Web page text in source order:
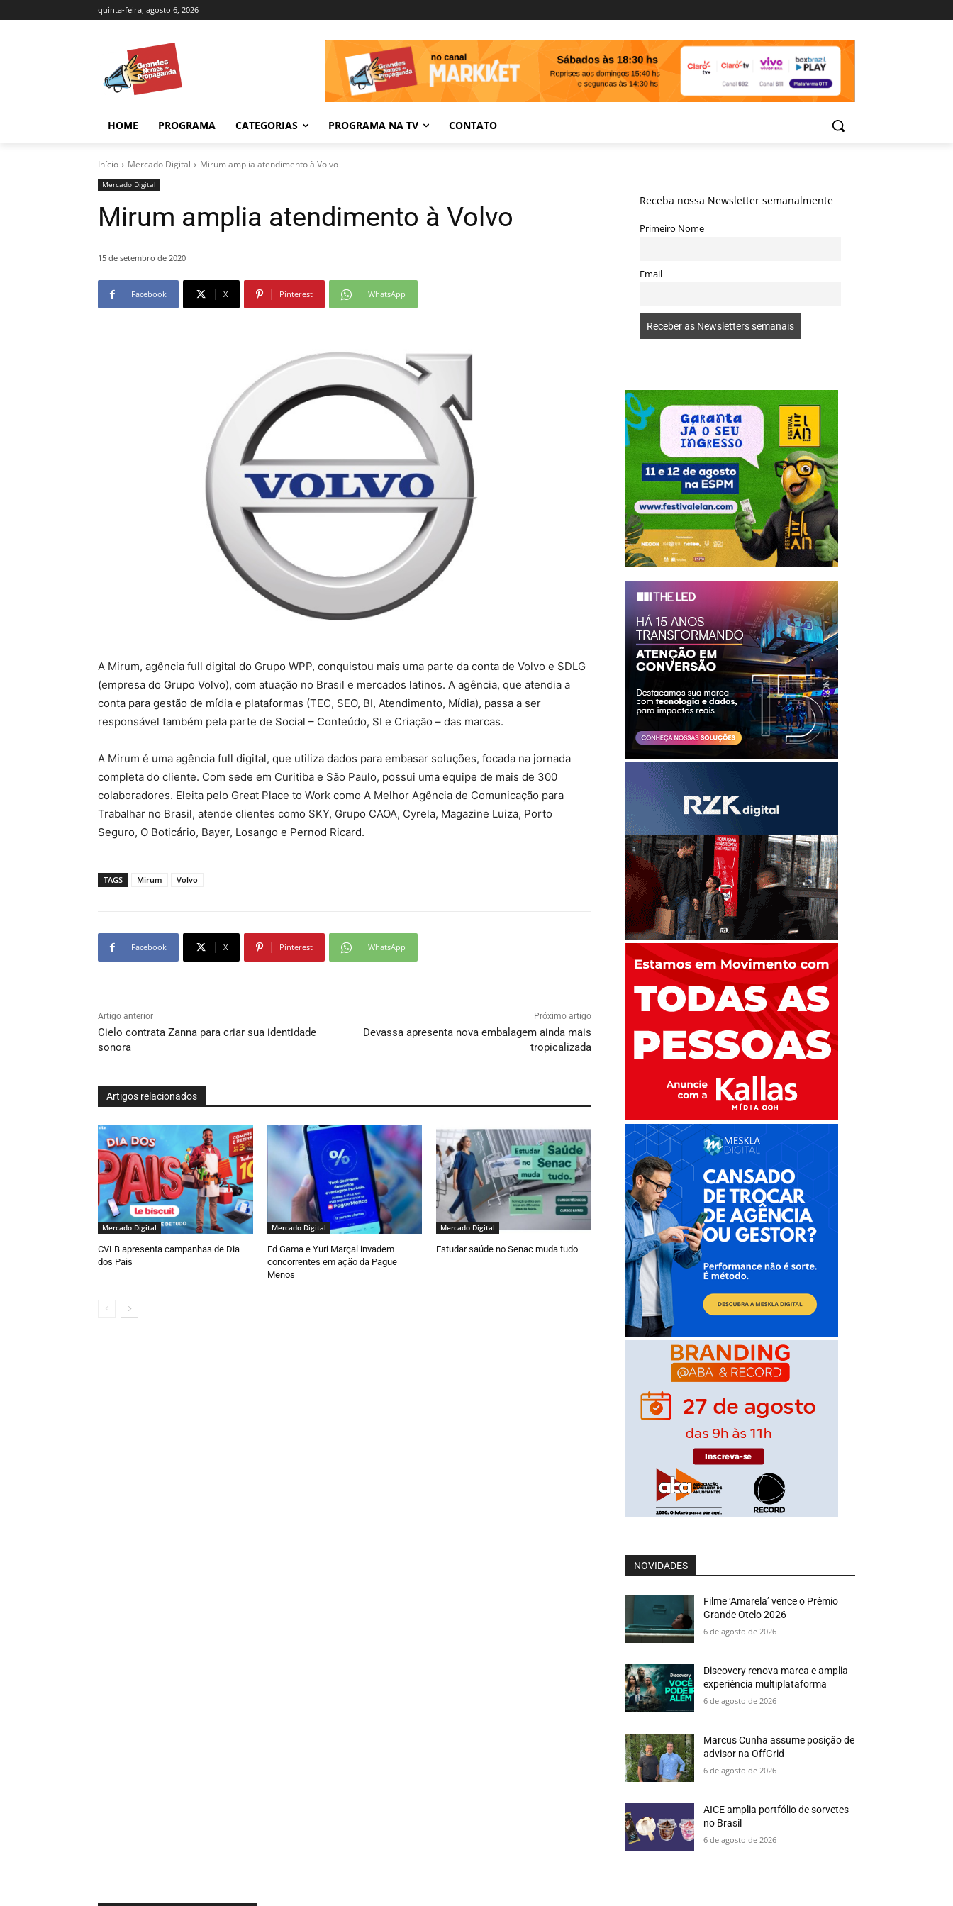
quinta-feira, agosto 6, 2026
HOME PROGRAMA CATEGORIAS PROGRAMA NA TV CONTATO
Início Mercado Digital Mirum amplia atendimento à Volvo
Mercado Digital
Mirum amplia atendimento à Volvo
15 de setembro de 2020
Facebook X Pinterest WhatsApp
A Mirum, agência full digital do Grupo WPP, conquistou mais uma parte da conta de Volvo e SDLG
(empresa do Grupo Volvo), com atuação no Brasil e mercados latinos. A agência, que atendia a
conta para gestão de mídia e plataformas (TEC, SEO, BI, Atendimento, Mídia), passa a ser
responsável também pela parte de Social – Conteúdo, SI e Criação – das marcas.
A Mirum é uma agência full digital, que utiliza dados para embasar soluções, focada na jornada
completa do cliente. Com sede em Curitiba e São Paulo, possui uma equipe de mais de 300
colaboradores. Eleita pelo Great Place to Work como A Melhor Agência de Comunicação para
Trabalhar no Brasil, atende clientes como SKY, Grupo CAOA, Cyrela, Magazine Luiza, Porto
Seguro, O Boticário, Bayer, Losango e Pernod Ricard.
TAGS Mirum Volvo
Facebook X Pinterest WhatsApp
Artigo anterior
Cielo contrata Zanna para criar sua identidade
sonora
Próximo artigo
Devassa apresenta nova embalagem ainda mais
tropicalizada
Artigos relacionados
Mercado Digital
CVLB apresenta campanhas de Dia
dos Pais
Mercado Digital
Ed Gama e Yuri Marçal invadem
concorrentes em ação da Pague
Menos
Mercado Digital
Estudar saúde no Senac muda tudo
Receba nossa Newsletter semanalmente
Primeiro Nome
Email
NOVIDADES
Filme ‘Amarela’ vence o Prêmio
Grande Otelo 2026
6 de agosto de 2026
Discovery renova marca e amplia
experiência multiplataforma
6 de agosto de 2026
Marcus Cunha assume posição de
advisor na OffGrid
6 de agosto de 2026
AICE amplia portfólio de sorvetes
no Brasil
6 de agosto de 2026